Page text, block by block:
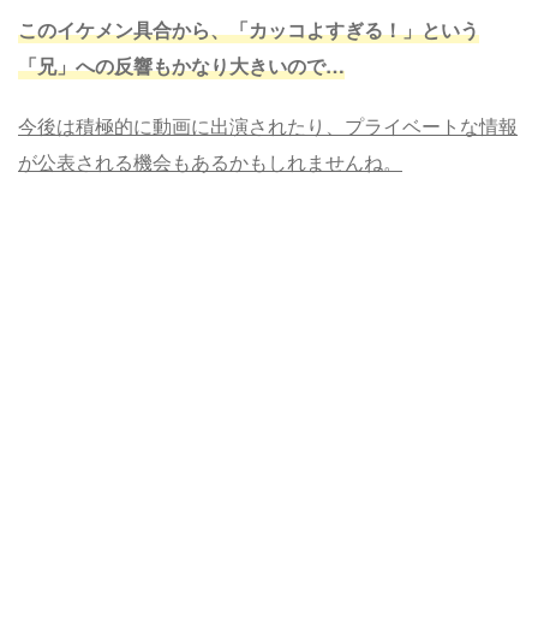
このイケメン具合から、「カッコよすぎる！」という
「兄」への反響もかなり大きいので…
今後は積極的に動画に出演されたり、プライベートな情報
が公表される機会もあるかもしれませんね。